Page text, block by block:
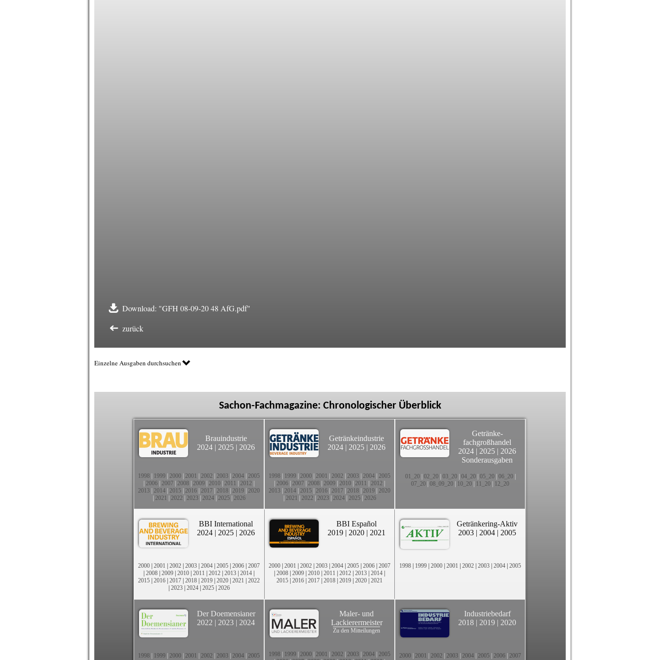
Download: "GFH 08-09-20 48 AfG.pdf"
zurück
Einzelne Ausgaben durchsuchen
Sachon-Fachmagazine: Chronologischer Überblick
Brauindustrie
2024 | 2025 | 2026
1998 1999 2000 2001 2002 2003 2004 2005
2006 2007 2008 2009 2010 2011 2012
2013 2014 2015 2016 2017 2018 2019 2020
2021 2022 2023| 2024| 2025| 2026
Getränkeindustrie
2024 | 2025 | 2026
1998 1999 2000 2001 2002 2003 2004 2005
2006 2007 2008 2009 2010 2011 2012
2013 2014 2015 2016 2017 2018 2019 2020
2021 2022 2023| 2024| 2025| 2026
Getränke-
fachgroßhandel
2024 | 2025 | 2026
Sonderausgaben
01_20| 02_20| 03_20| 04_20| 05_20| 06_20|
07_20 08_09_20 10_20 11_20 12_20
BBI International
2024 | 2025 | 2026
2000 | 2001 | 2002 | 2003 | 2004 | 2005 | 2006 | 2007
| 2008 | 2009 | 2010 | 2011 | 2012 | 2013 | 2014 |
2015 | 2016 | 2017 | 2018 | 2019 | 2020 | 2021 | 2022
| 2023| 2024| 2025| 2026
BBI Español
2019 | 2020 | 2021
2000 | 2001 | 2002 | 2003 | 2004 | 2005 | 2006 | 2007
| 2008 | 2009 | 2010 | 2011 | 2012 | 2013 | 2014 |
2015 | 2016 | 2017 | 2018 | 2019 | 2020 | 2021
Getränkering-Aktiv
2003 | 2004 | 2005
1998 | 1999 | 2000 | 2001 | 2002 | 2003 | 2004 | 2005
Der Doemensianer
2022 | 2023 | 2024
1998 1999 2000 2001 2002 2003 2004 2005
Maler- und
Lackierermeister
Zu den Mitteilungen
1998 1999 2000 2001 2002 2003 2004 2005
Industriebedarf
2018 | 2019 | 2020
2000 2001 2002 2003 2004 2005 2006 2007